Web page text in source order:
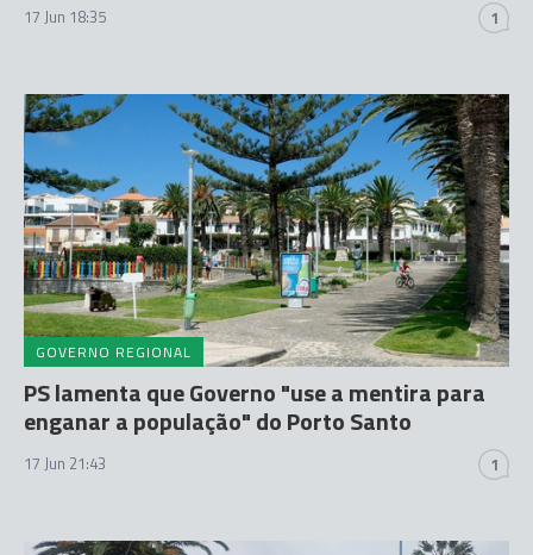
17 Jun 18:35 1
GOVERNO REGIONAL
PS lamenta que Governo "use a mentira para
enganar a população" do Porto Santo
17 Jun 21:43 1